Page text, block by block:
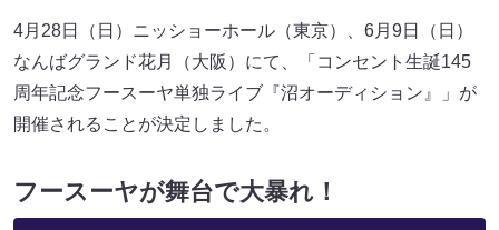
4月28日（日）ニッショーホール（東京）、6月9日（日）
なんばグランド花月（大阪）にて、「コンセント生誕145
周年記念フースーヤ単独ライブ『沼オーディション』」が
開催されることが決定しました。
フースーヤが舞台で大暴れ！